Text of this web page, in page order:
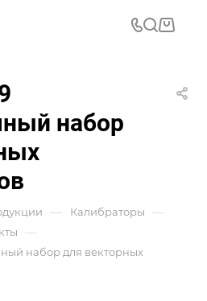
набор
— Калибраторы —
—
набор для векторных